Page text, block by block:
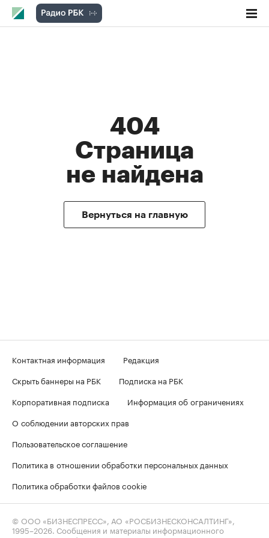
404
Cтраницa
не найдена
Вернуться на главную
Контактная информация
Редакция
Скрыть баннеры на РБК
Подписка на РБК
Корпоративная подписка
Информация об ограничениях
О соблюдении авторских прав
Пользовательское соглашение
Политика в отношении обработки персональных данных
Политика обработки файлов cookie
© ООО «БИЗНЕСПРЕСС», АО «РОСБИЗНЕСКОНСАЛТИНГ»,
1995–2026. Сообщения и материалы информационного